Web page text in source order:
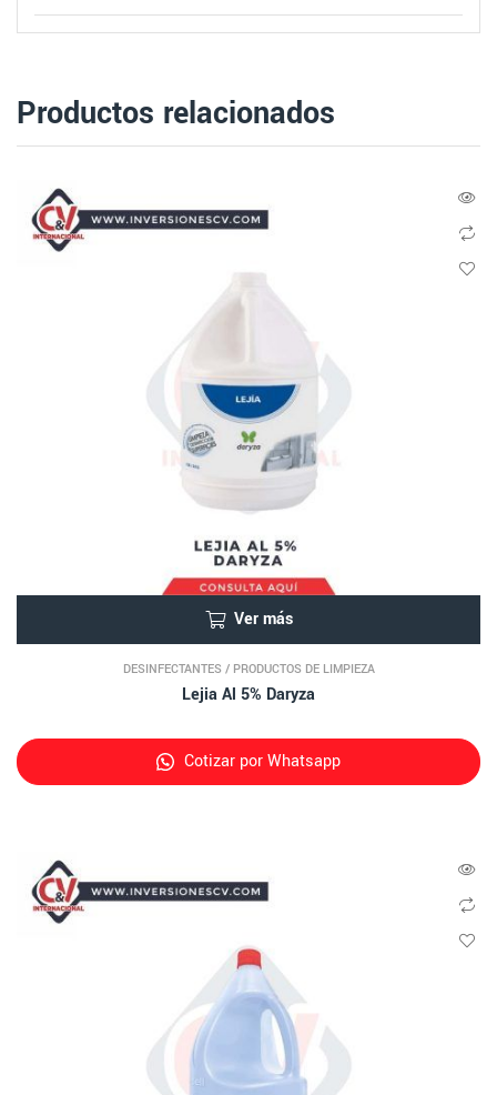
Productos relacionados
Ver más
DESINFECTANTES / PRODUCTOS DE LIMPIEZA
Lejia Al 5% Daryza
Cotizar por Whatsapp